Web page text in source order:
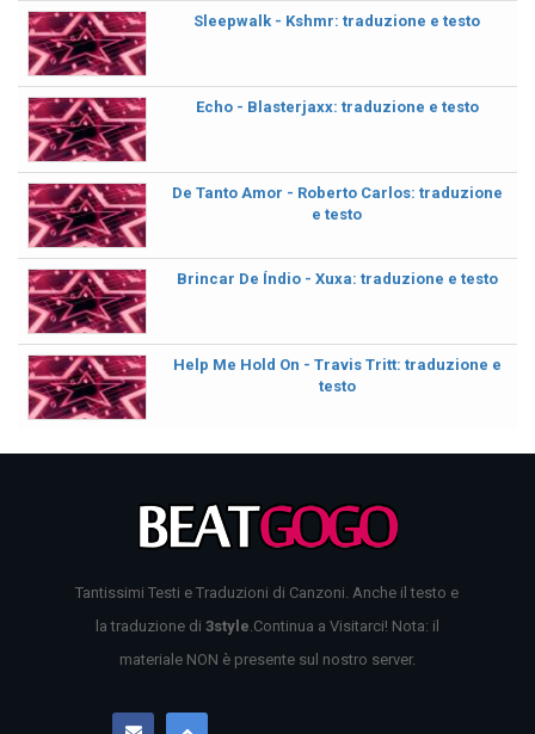
Sleepwalk - Kshmr: traduzione e testo
Echo - Blasterjaxx: traduzione e testo
De Tanto Amor - Roberto Carlos: traduzione
e testo
Brincar De Índio - Xuxa: traduzione e testo
Help Me Hold On - Travis Tritt: traduzione e
testo
Tantissimi Testi e Traduzioni di Canzoni. Anche il testo e
la traduzione di 3style.Continua a Visitarci! Nota: il
materiale NON è presente sul nostro server.